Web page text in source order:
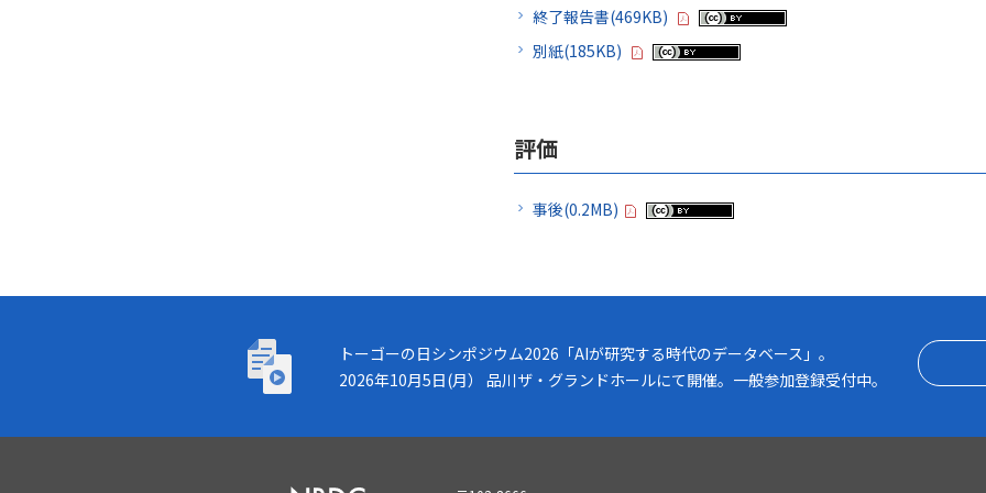
終了報告書(469KB)
別紙(185KB)
評価
事後(0.2MB)
トーゴーの日シンポジウム2026「AIが研究する時代のデータベース」
トーゴーの日シンポジウム2026「AIが研究する時代のデータベース」。
2026年10月5日(月） 品川ザ・グランドホールにて開催。一般参加登録受付中。